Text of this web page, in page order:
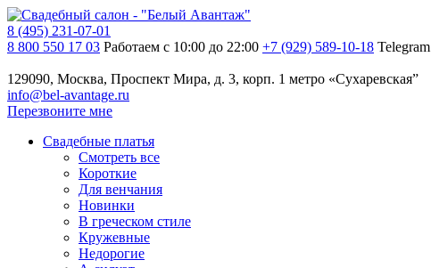
8 (495) 231-07-01
8 800 550 17 03 Работаем с 10:00 до 22:00 +7 (929) 589-10-18 Telegram
129090, Москва, Проспект Мира, д. 3, корп. 1 метро «Сухаревская”
info@bel-avantage.ru
Перезвоните мне
Свадебные платья
Смотреть все
Короткие
Для венчания
Новинки
В греческом стиле
Кружевные
Недорогие